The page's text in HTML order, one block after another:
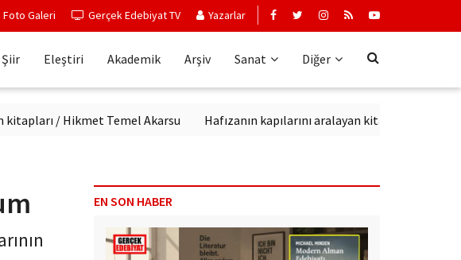
Foto Galeri Gerçek Edebiyat TV Yazarlar
Şiir Eleştiri Akademik Arşiv Sanat Diğer
/ Hikmet Temel Akarsu Hafızanın kapılarını aralayan kitap: Kırık Anahtar
EN SON HABER